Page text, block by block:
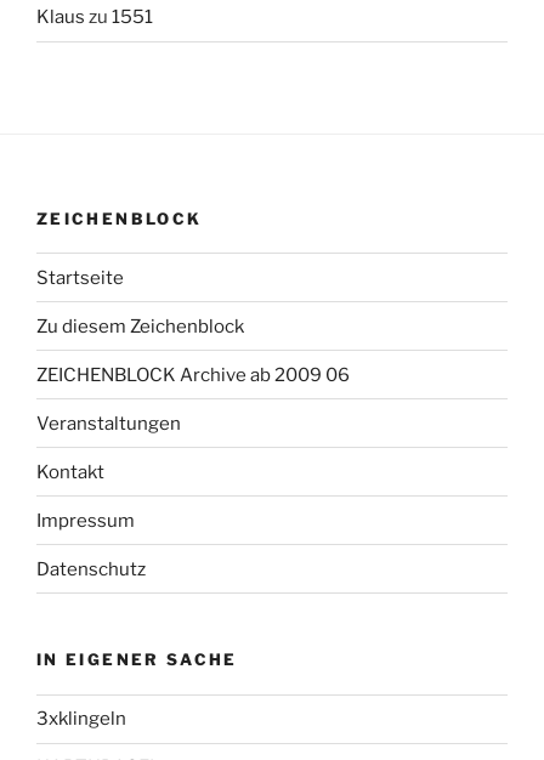
Klaus zu 1551
ZEICHENBLOCK
Startseite
Zu diesem Zeichenblock
ZEICHENBLOCK Archive ab 2009 06
Veranstaltungen
Kontakt
Impressum
Datenschutz
IN EIGENER SACHE
3xklingeln